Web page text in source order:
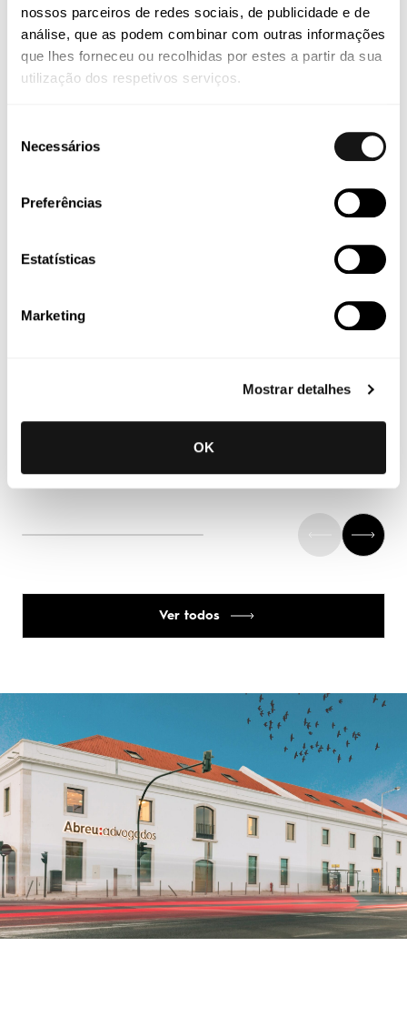
nossos parceiros de redes sociais, de publicidade e de
análise, que as podem combinar com outras informações
que lhes forneceu ou recolhidas por estes a partir da sua
utilização dos respetivos serviços.
Necessários
Preferências
Estatísticas
Marketing
Mostrar detalhes
OK
Ver todos